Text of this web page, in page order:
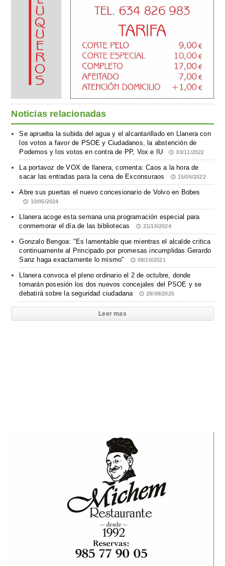
Noticias relacionadas
Se aprueba la subida del agua y el alcantarillado en Llanera con
los votos a favor de PSOE y Ciudadanos, la abstención de
Podemos y los votos en contra de PP, Vox e IU
03/11/2022
La portavoz de VOX de llanera, comenta: Caos a la hora de
sacar las entradas para la cena de Exconsuraos
15/06/2022
Abre sus puertas el nuevo concesionario de Volvo en Bobes
10/05/2024
Llanera acoge esta semana una programación especial para
conmemorar el día de las bibliotecas
21/10/2024
Gonzalo Bengoa: "Es lamentable que mientras el alcalde critica
continuamente al Principado por promesas incumplidas Gerardo
Sanz haga exactamente lo mismo"
08/10/2021
Llanera convoca el pleno ordinario el 2 de octubre, donde
tomarán posesión los dos nuevos concejales del PSOE y se
debatirá sobre la seguridad ciudadana
29/09/2025
Leer mas